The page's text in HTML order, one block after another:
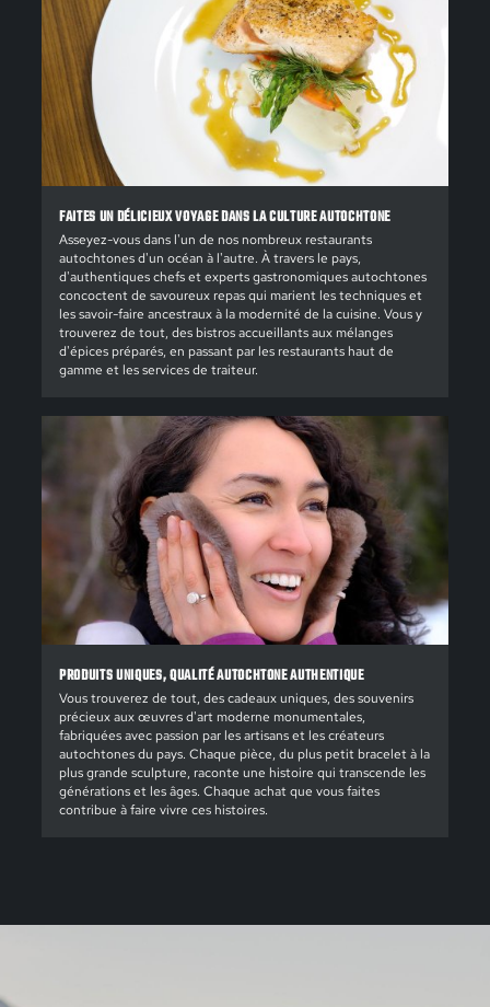
FAITES UN DÉLICIEUX VOYAGE DANS LA CULTURE AUTOCHTONE
Asseyez-vous dans l'un de nos nombreux restaurants
autochtones d'un océan à l'autre. À travers le pays,
d'authentiques chefs et experts gastronomiques autochtones
concoctent de savoureux repas qui marient les techniques et
les savoir-faire ancestraux à la modernité de la cuisine. Vous y
trouverez de tout, des bistros accueillants aux mélanges
d'épices préparés, en passant par les restaurants haut de
gamme et les services de traiteur.
PRODUITS UNIQUES, QUALITÉ AUTOCHTONE AUTHENTIQUE
Vous trouverez de tout, des cadeaux uniques, des souvenirs
précieux aux œuvres d'art moderne monumentales,
fabriquées avec passion par les artisans et les créateurs
autochtones du pays. Chaque pièce, du plus petit bracelet à la
plus grande sculpture, raconte une histoire qui transcende les
générations et les âges. Chaque achat que vous faites
contribue à faire vivre ces histoires.